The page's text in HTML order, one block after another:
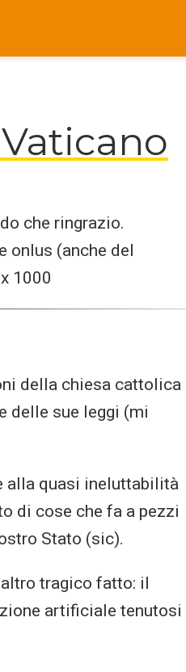
che ringrazio.
onlus (anche del
1000
della chiesa cattolica
delle sue leggi (mi
alla quasi ineluttabilità
di cose che fa a pezzi
Stato (sic).
tragico fatto: il
artificiale tenutosi